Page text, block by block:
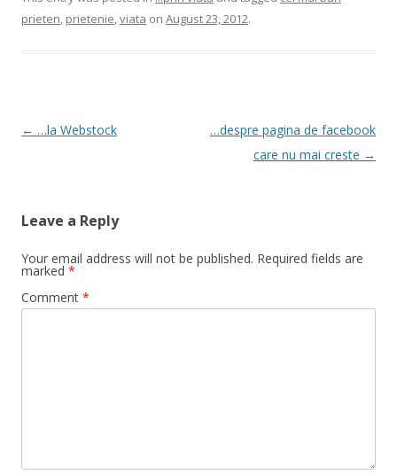
prieten, prietenie,viata on August 23, 2012.
Post
← …la Webstock
…despre pagina de facebook
care nu mai creste →
Leave a Reply
Your email address will not be published. Required fields are
marked *
Comment *